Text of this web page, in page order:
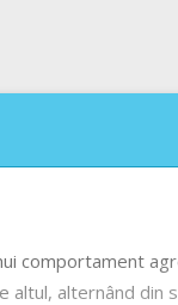
comportament
altul, alternând din